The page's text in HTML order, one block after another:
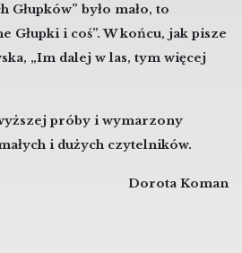
Głupków” było mało, to
Głupki i coś”. W końcu, jak pisze
„Im dalej w las, tym więcej
próby i wymarzony
i dużych czytelników.
Dorota Koman